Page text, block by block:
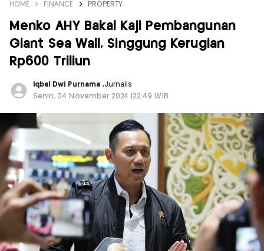
HOME FINANCE PROPERTY
Menko AHY Bakal Kaji Pembangunan
Giant Sea Wall, Singgung Kerugian
Rp600 Triliun
Iqbal Dwi Purnama ,Jurnalis
Senin, 04 November 2024 |22:49 WIB